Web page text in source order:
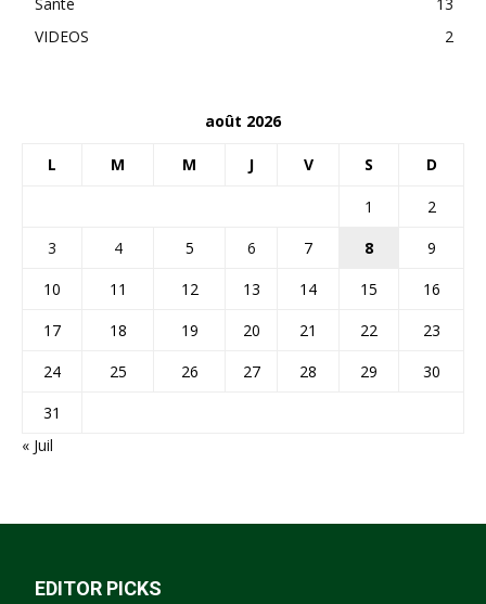
VIDEOS
2
août 2026
L M M J V S D
1
2
3
4 5 6 7 8
9
10
11 12 13 14 15
16
17
18 19 20 21 22
23
24
25 26 27 28 29
30
31
« Juil
EDITOR PICKS